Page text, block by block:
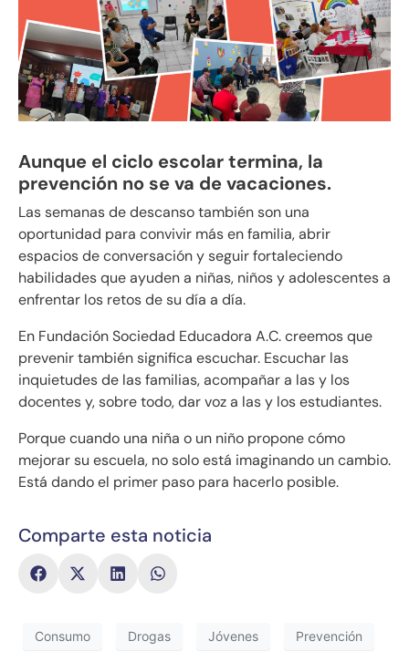
Aunque el ciclo escolar termina, la
prevención no se va de vacaciones.
Las semanas de descanso también son una
oportunidad para convivir más en familia, abrir
espacios de conversación y seguir fortaleciendo
habilidades que ayuden a niñas, niños y adolescentes a
enfrentar los retos de su día a día.
En Fundación Sociedad Educadora A.C. creemos que
prevenir también significa escuchar. Escuchar las
inquietudes de las familias, acompañar a las y los
docentes y, sobre todo, dar voz a las y los estudiantes.
Porque cuando una niña o un niño propone cómo
mejorar su escuela, no solo está imaginando un cambio.
Está dando el primer paso para hacerlo posible.
Comparte esta noticia
Consumo Drogas Jóvenes Prevención